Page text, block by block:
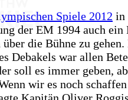
Spiele 2012 in
der EM 1994 auch
die Bühne zu
Debakels war allen
soll es immer geben,
wir es noch
Kapitän Oliver